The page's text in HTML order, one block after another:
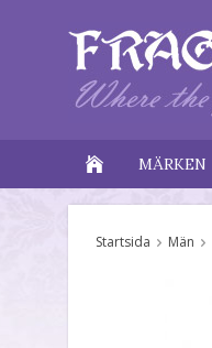
MÄRKEN
Startsida Män